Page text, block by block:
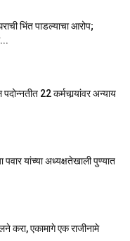
भिंत पाडल्याचा आरोप;
22 कर्मचार्‍यांवर अन्याय
पवार यांच्या अध्यक्षतेखाली पुण्यात
करा, एकामागे एक राजीनामे